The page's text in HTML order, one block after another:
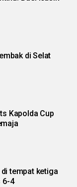
di Selat
Kapolda Cup
tempat ketiga
6-4